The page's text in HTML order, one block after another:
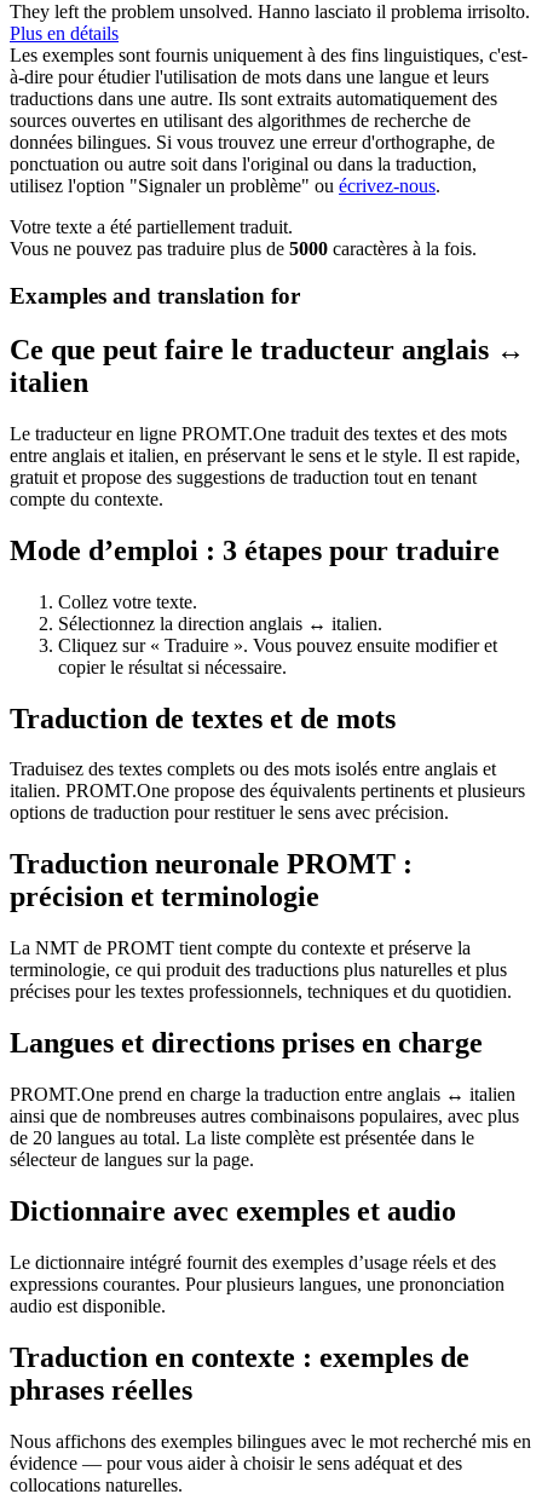
They left the problem unsolved. Hanno lasciato il problema irrisolto.
Plus en détails
Les exemples sont fournis uniquement à des fins linguistiques, c'est-
à-dire pour étudier l'utilisation de mots dans une langue et leurs
traductions dans une autre. Ils sont extraits automatiquement des
sources ouvertes en utilisant des algorithmes de recherche de
données bilingues. Si vous trouvez une erreur d'orthographe, de
ponctuation ou autre soit dans l'original ou dans la traduction,
utilisez l'option "Signaler un problème" ou écrivez-nous.
Votre texte a été partiellement traduit.
Vous ne pouvez pas traduire plus de 5000 caractères à la fois.
Examples and translation for
Ce que peut faire le traducteur anglais ↔
italien
Le traducteur en ligne PROMT.One traduit des textes et des mots
entre anglais et italien, en préservant le sens et le style. Il est rapide,
gratuit et propose des suggestions de traduction tout en tenant
compte du contexte.
Mode d’emploi : 3 étapes pour traduire
Collez votre texte.
Sélectionnez la direction anglais ↔ italien.
Cliquez sur « Traduire ». Vous pouvez ensuite modifier et
copier le résultat si nécessaire.
Traduction de textes et de mots
Traduisez des textes complets ou des mots isolés entre anglais et
italien. PROMT.One propose des équivalents pertinents et plusieurs
options de traduction pour restituer le sens avec précision.
Traduction neuronale PROMT :
précision et terminologie
La NMT de PROMT tient compte du contexte et préserve la
terminologie, ce qui produit des traductions plus naturelles et plus
précises pour les textes professionnels, techniques et du quotidien.
Langues et directions prises en charge
PROMT.One prend en charge la traduction entre anglais ↔ italien
ainsi que de nombreuses autres combinaisons populaires, avec plus
de 20 langues au total. La liste complète est présentée dans le
sélecteur de langues sur la page.
Dictionnaire avec exemples et audio
Le dictionnaire intégré fournit des exemples d’usage réels et des
expressions courantes. Pour plusieurs langues, une prononciation
audio est disponible.
Traduction en contexte : exemples de
phrases réelles
Nous affichons des exemples bilingues avec le mot recherché mis en
évidence — pour vous aider à choisir le sens adéquat et des
collocations naturelles.